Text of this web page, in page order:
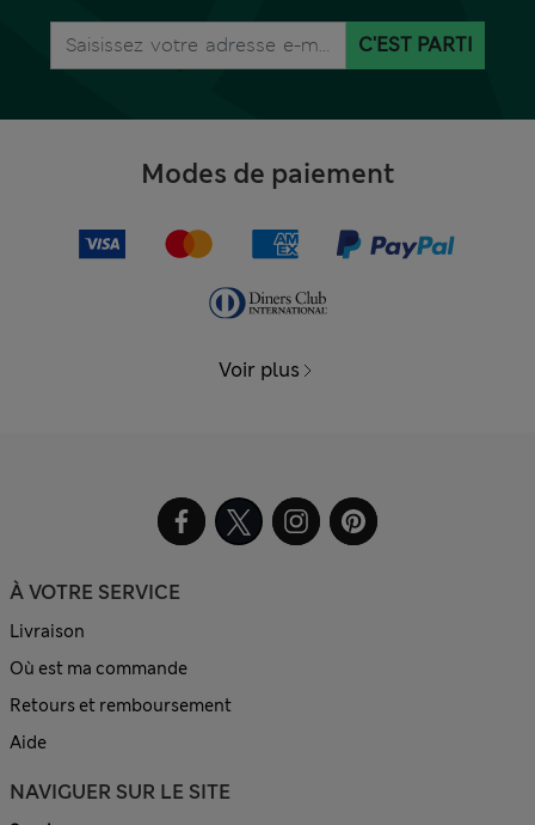
C'EST PARTI
Modes de paiement
Voir plus
À VOTRE SERVICE
Livraison
Où est ma commande
Retours et remboursement
Aide
NAVIGUER SUR LE SITE